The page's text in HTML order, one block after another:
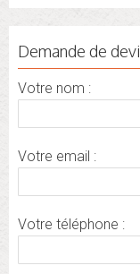
Demande de
Votre nom :
Votre email :
Votre téléphone :